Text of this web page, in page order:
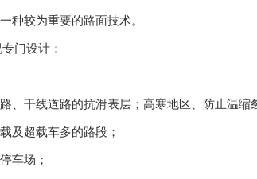
种较为重要的路面技术。
门设计：
干线道路的抗滑表层；高寒地区、防止温缩
超载车多的路段；
车场；